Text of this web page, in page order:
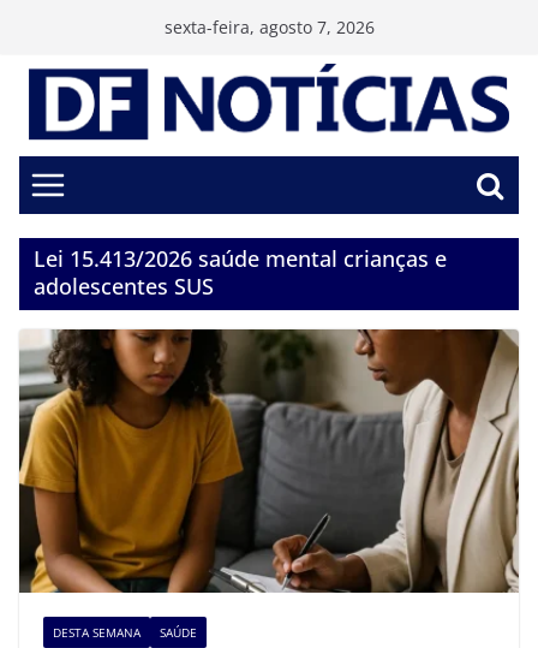
conteúdo
sexta-feira, agosto 7, 2026
Lei 15.413/2026 saúde mental crianças e
adolescentes SUS
DESTA SEMANA SAÚDE